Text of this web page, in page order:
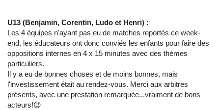
U13 (Benjamin, Corentin, Ludo et Henri) :
Les 4 équipes n'ayant pas eu de matches reportés ce week-
end, les éducateurs ont donc conviés les enfants pour faire des
oppositions internes en 4 x 15 minutes avec des thèmes
particuliers.
Il y a eu de bonnes choses et de moins bonnes, mais
l'investissement était au rendez-vous. Merci aux arbitres
présents, avec une prestation remarquée...vraiment de bons
acteurs!😉